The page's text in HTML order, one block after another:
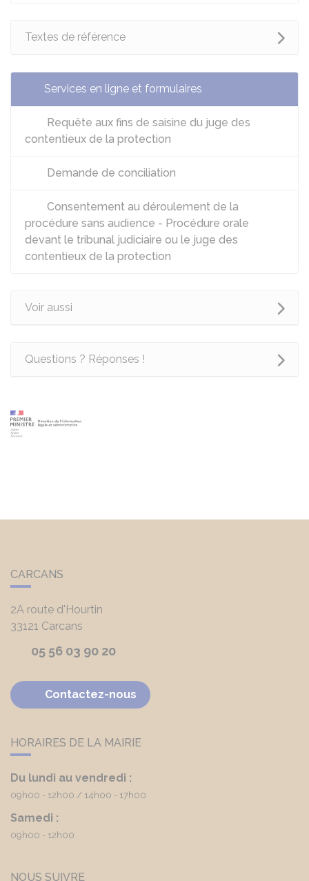
Textes de référence
Services en ligne et formulaires
Requête aux fins de saisine du juge des
contentieux de la protection
Demande de conciliation
Consentement au déroulement de la
procédure sans audience - Procédure orale
devant le tribunal judiciaire ou le juge des
contentieux de la protection
Voir aussi
Questions ? Réponses !
CARCANS
2A route d'Hourtin
33121 Carcans
05 56 03 90 20
Contactez-nous
HORAIRES DE LA MAIRIE
Du lundi au vendredi :
09h00 - 12h00 14h00 - 17h00
Samedi :
09h00 - 12h00
NOUS SUIVRE